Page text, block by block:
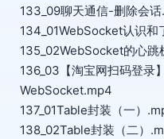
133_09聊天通信-删除会
134_01WebSocket认识和
135_02WebSocket的心
136_03【淘宝网扫码登录
WebSocket.mp4
137_01Table封装（一）
138_02Table封装（二）